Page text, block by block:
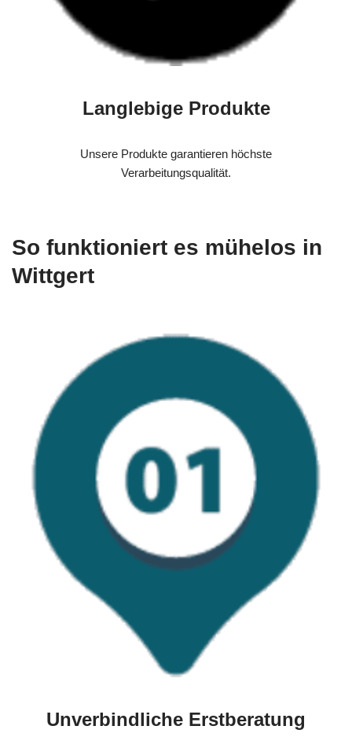
Langlebige Produkte
Unsere Produkte garantieren höchste
Verarbeitungsqualität.
So funktioniert es mühelos in
Wittgert
Unverbindliche Erstberatung